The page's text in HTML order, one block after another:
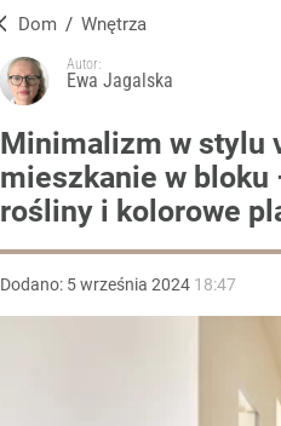
Dom / Wnętrza
Autor:
Ewa Jagalska
Minimalizm w stylu
mieszkanie w bloku
rośliny i kolorowe
Dodano: 5września 2024 18:47